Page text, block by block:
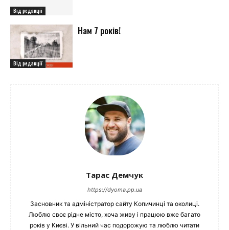
Від редакції
Від редакції
Нам 7 років!
Тарас Демчук
https://dyoma.pp.ua
Засновник та адміністратор сайту Копичинці та околиці.
Люблю своє рідне місто, хоча живу і працюю вже багато
років у Києві. У вільний час подорожую та люблю читати